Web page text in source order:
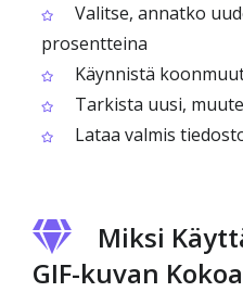
Valitse, annatko
prosentteina
Käynnistä
Tarkista uusi,
Lataa valmis
Miksi
GIF-kuvan Kokoa